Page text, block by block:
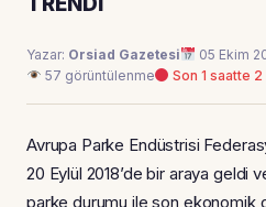
Yazar: Orsiad Gazetesi 05 Ekim
57 görüntülenme
Son 1 saatte
Avrupa Parke Endüstrisi
20 Eylül 2018’de bir araya geldi
parke durumu ile son ekonomik